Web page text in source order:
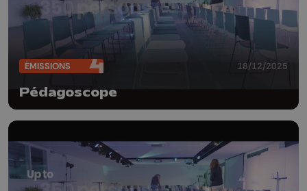
ÉMISSIONS 18/12/2025
Pédagoscope